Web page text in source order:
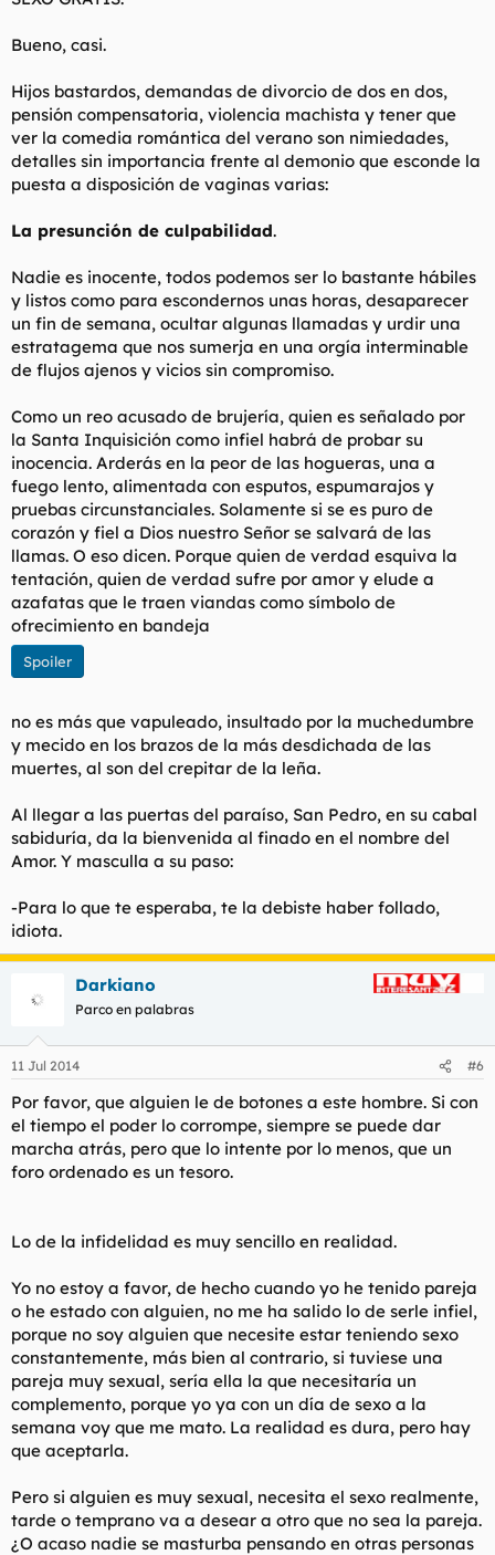
Bueno, casi.
Hijos bastardos, demandas de divorcio de dos en dos,
pensión compensatoria, violencia machista y tener que
ver la comedia romántica del verano son nimiedades,
detalles sin importancia frente al demonio que esconde la
puesta a disposición de vaginas varias:
La presunción de culpabilidad.
Nadie es inocente, todos podemos ser lo bastante hábiles
y listos como para escondernos unas horas, desaparecer
un fin de semana, ocultar algunas llamadas y urdir una
estratagema que nos sumerja en una orgía interminable
de flujos ajenos y vicios sin compromiso.
Como un reo acusado de brujería, quien es señalado por
la Santa Inquisición como infiel habrá de probar su
inocencia. Arderás en la peor de las hogueras, una a
fuego lento, alimentada con esputos, espumarajos y
pruebas circunstanciales. Solamente si se es puro de
corazón y fiel a Dios nuestro Señor se salvará de las
llamas. O eso dicen. Porque quien de verdad esquiva la
tentación, quien de verdad sufre por amor y elude a
azafatas que le traen viandas como símbolo de
ofrecimiento en bandeja
Spoiler
no es más que vapuleado, insultado por la muchedumbre
y mecido en los brazos de la más desdichada de las
muertes, al son del crepitar de la leña.
Al llegar a las puertas del paraíso, San Pedro, en su cabal
sabiduría, da la bienvenida al finado en el nombre del
Amor. Y masculla a su paso:
-Para lo que te esperaba, te la debiste haber follado,
idiota.
Darkiano
Parco en palabras
11 Jul 2014 #6
Por favor, que alguien le de botones a este hombre. Si con
el tiempo el poder lo corrompe, siempre se puede dar
marcha atrás, pero que lo intente por lo menos, que un
foro ordenado es un tesoro.
Lo de la infidelidad es muy sencillo en realidad.
Yo no estoy a favor, de hecho cuando yo he tenido pareja
o he estado con alguien, no me ha salido lo de serle infiel,
porque no soy alguien que necesite estar teniendo sexo
constantemente, más bien al contrario, si tuviese una
pareja muy sexual, sería ella la que necesitaría un
complemento, porque yo ya con un día de sexo a la
semana voy que me mato. La realidad es dura, pero hay
que aceptarla.
Pero si alguien es muy sexual, necesita el sexo realmente,
tarde o temprano va a desear a otro que no sea la pareja.
¿O acaso nadie se masturba pensando en otras personas